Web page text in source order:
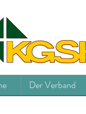
Der Verband